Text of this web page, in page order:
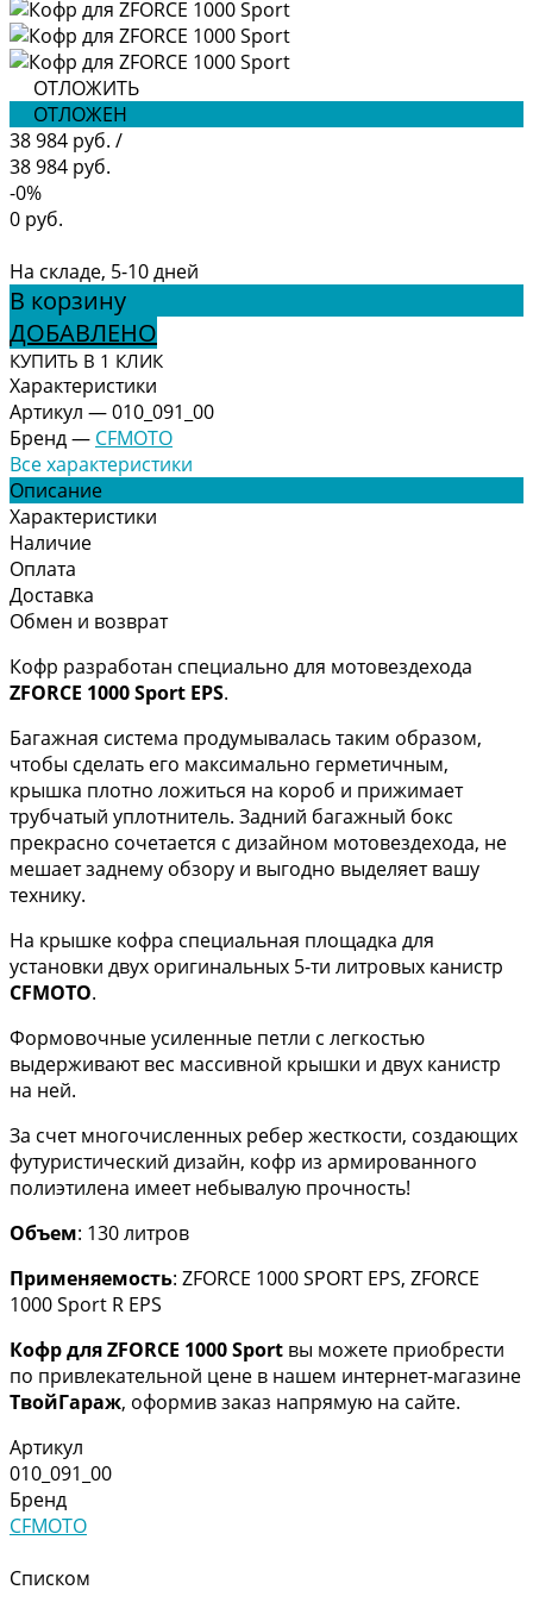
ОТЛОЖИТЬ
ОТЛОЖЕН
38 984 руб. /
38 984 руб.
-0%
0 руб.
На складе, 5-10 дней
В корзину
ДОБАВЛЕНО
КУПИТЬ В 1 КЛИК
Характеристики
Артикул —010_091_00
Бренд— CFMOTO
Все характеристики
Описание
Характеристики
Наличие
Оплата
Доставка
Обмен и возврат
Кофр разработан специально для мотовездехода
ZFORCE 1000 Sport EPS.
Багажная система продумывалась таким образом,
чтобы сделать его максимально герметичным,
крышка плотно ложиться на короб и прижимает
трубчатый уплотнитель. Задний багажный бокс
прекрасно сочетается с дизайном мотовездехода, не
мешает заднему обзору и выгодно выделяет вашу
технику.
На крышке кофра специальная площадка для
установки двух оригинальных 5-ти литровых канистр
CFMOTO.
Формовочные усиленные петли с легкостью
выдерживают вес массивной крышки и двух канистр
на ней.
За счет многочисленных ребер жесткости, создающих
футуристический дизайн, кофр из армированного
полиэтилена имеет небывалую прочность!
Объем: 130 литров
Применяемость: ZFORCE 1000 SPORT EPS, ZFORCE
1000 Sport R EPS
Кофр для ZFORCE 1000 Sport вы можете приобрести
по привлекательной цене в нашем интернет-магазине
ТвойГараж, оформив заказ напрямую на сайте.
Артикул
010_091_00
Бренд
CFMOTO
Списком